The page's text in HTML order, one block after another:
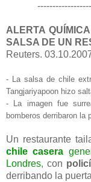
ALERTA
SALSA DE UN
Reuters.
- La salsa de chile
Tangjariyapoon hizo
- La imagen fue
bomberos derribaron la
Un restaurante
chile casera
Londres, con
derribando la